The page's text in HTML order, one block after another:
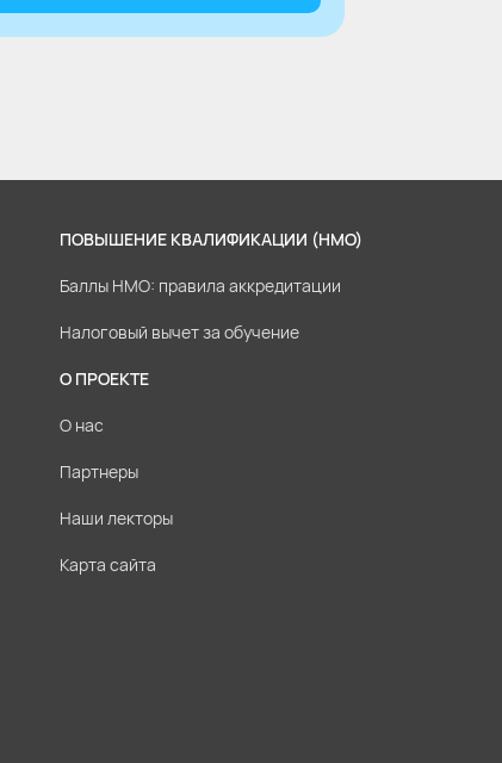
ПОВЫШЕНИЕ КВАЛИФИКАЦИИ (НМО)
Баллы НМО: правила аккредитации
Налоговый вычет за обучение
О ПРОЕКТЕ
О нас
Партнеры
Наши лекторы
Карта сайта